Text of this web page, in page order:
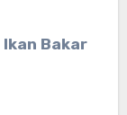
Bakar